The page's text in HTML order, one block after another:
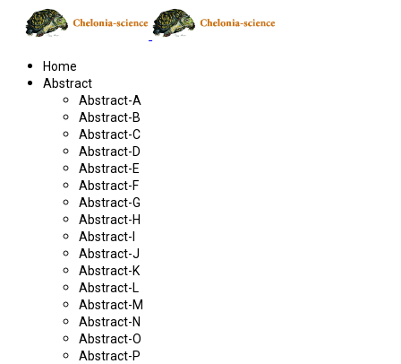
Home
Abstract
Abstract-A
Abstract-B
Abstract-C
Abstract-D
Abstract-E
Abstract-F
Abstract-G
Abstract-H
Abstract-I
Abstract-J
Abstract-K
Abstract-L
Abstract-M
Abstract-N
Abstract-O
Abstract-P